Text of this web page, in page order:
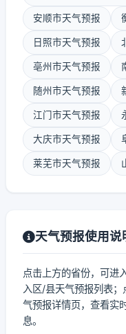
安顺市天气预报
日照市天气预报
亳州市天气预报
随州市天气预报
江门市天气预报
大庆市天气预报
莱芜市天气预报
天气预报使用说
点击上方的省份，可进
入区/县天气预报列表
气预报详情页，查看实
息。